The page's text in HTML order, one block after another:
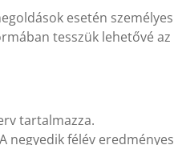
esetén személyes
tesszük lehetővé az
tartalmazza.
negyedik félév eredményes